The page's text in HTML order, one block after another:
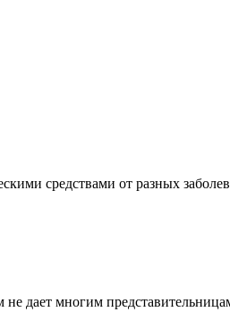
средствами от разных
дает многим